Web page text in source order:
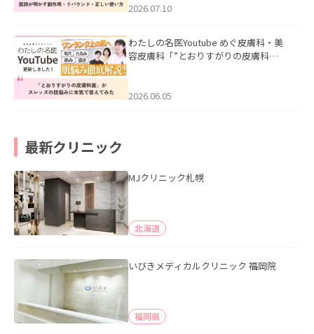
た。
2026.07.10
わたしの名医Youtube めぐ皮膚科・美
容皮膚科「”とおりすがりの皮膚科
2026.06.05
最新クリニック
MJクリニック札幌
北海道
いびきメディカルクリニック 福岡院
福岡県